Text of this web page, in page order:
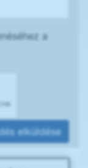
a
elküldése